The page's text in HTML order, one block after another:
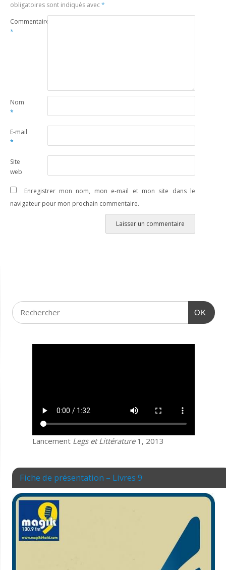
obligatoires sont indiqués avec*
Commentaire
*
Nom
*
E-mail
*
Site
web
Enregistrer mon nom, mon e-mail et mon site dans le
navigateur pour mon prochain commentaire.
OK
Lancement Legs et Littérature1, 2013
Fiche de présentation – Livres 9